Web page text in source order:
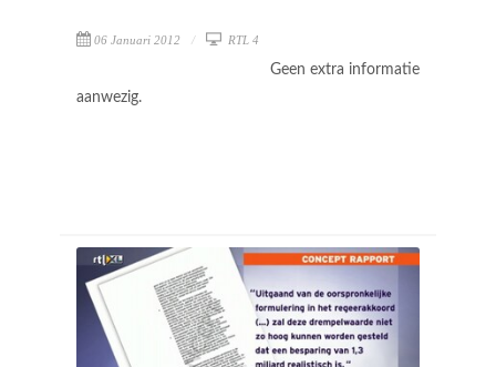
06 Januari 2012 RTL 4
Geen extra informatie
aanwezig.